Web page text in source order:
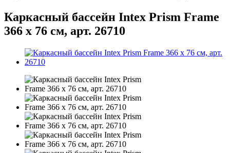
Каркасный бассейн Intex Prism Frame
366 x 76 см, арт. 26710